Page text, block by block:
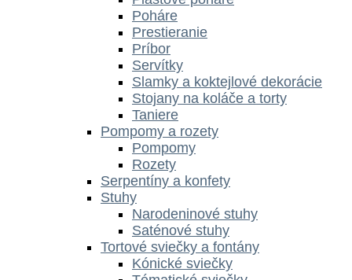
Poháre
Prestieranie
Príbor
Servítky
Slamky a koktejlové dekorácie
Stojany na koláče a torty
Taniere
Pompomy a rozety
Pompomy
Rozety
Serpentíny a konfety
Stuhy
Narodeninové stuhy
Saténové stuhy
Tortové sviečky a fontány
Kónické sviečky